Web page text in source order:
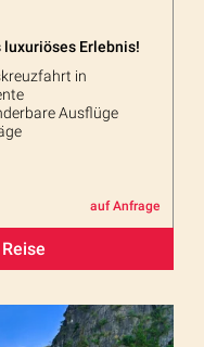
luxuriöses Erlebnis!
in
Ausflüge
auf Anfrage